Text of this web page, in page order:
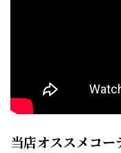
当店オススメコー